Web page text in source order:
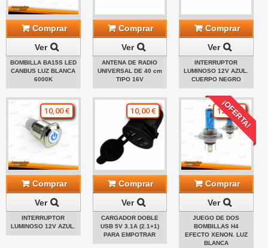
Comprar
Ver
BOMBILLA BA15S LED
CANBUS LUZ BLANCA
6000K
Comprar
Ver
ANTENA DE RADIO
UNIVERSAL DE 40 cm
TIPO 16V
Comprar
Ver
INTERRUPTOR
LUMINOSO 12V AZUL.
CUERPO NEGRO
10,00 €
Comprar
Ver
INTERRUPTOR
LUMINOSO 12V AZUL.
10,00 €
Comprar
Ver
CARGADOR DOBLE
USB 5V 3.1A (2.1+1)
PARA EMPOTRAR
¡OFERTA!
12,00 €
Comprar
Ver
JUEGO DE DOS
BOMBILLAS H4
EFECTO XENON. LUZ
BLANCA